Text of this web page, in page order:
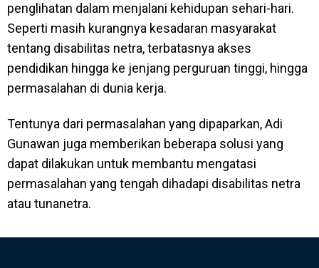
penglihatan dalam menjalani kehidupan sehari-hari.
Seperti masih kurangnya kesadaran masyarakat
tentang disabilitas netra, terbatasnya akses
pendidikan hingga ke jenjang perguruan tinggi, hingga
permasalahan di dunia kerja.
Tentunya dari permasalahan yang dipaparkan, Adi
Gunawan juga memberikan beberapa solusi yang
dapat dilakukan untuk membantu mengatasi
permasalahan yang tengah dihadapi disabilitas netra
atau tunanetra.